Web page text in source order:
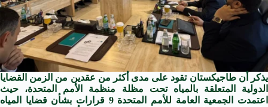
يذكر أن طاجيكستان تقود على مدى أكثر من عقدين من الزمن القضايا
الدولية المتعلقة بالمياه تحت مظلة منظمة الأمم المتحدة، حيث
اعتمدت الجمعية العامة للأمم المتحدة 9 قرارات بشأن قضايا المياه